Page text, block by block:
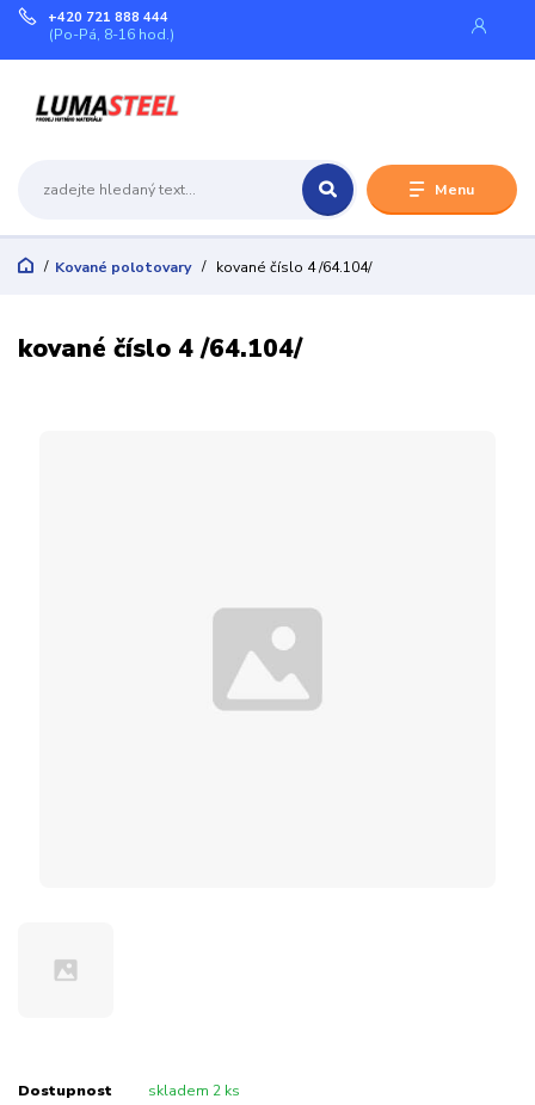
Menu
+420 721 888 444
(Po-Pá, 8-16 hod.)
Kované polotovary kované číslo 4 /64.104/
kované číslo 4 /64.104/
Dostupnost skladem 2 ks